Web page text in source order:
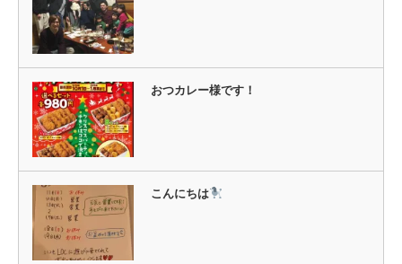
おつカレー様です！
こんにちは